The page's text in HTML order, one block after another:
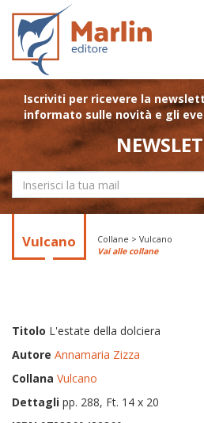
Iscriviti per ricevere la
informato sulle novità e gli
Vulcano
Collane > Vulcano
Vai alle collane
Titolo L'estate della dolciera
Autore Annamaria Zizza
Collana Vulcano
Dettagli pp. 288, Ft. 14 x 20